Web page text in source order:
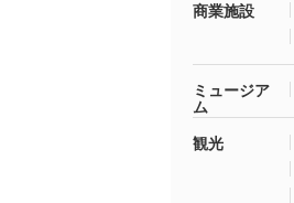
商業施設
ミュージア
ム
観光